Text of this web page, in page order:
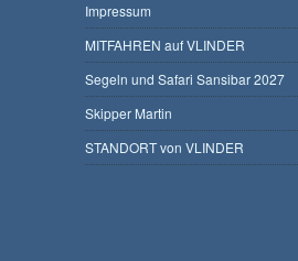
Impressum
MITFAHREN auf VLINDER
Segeln und Safari Sansibar 2027
Skipper Martin
STANDORT von VLINDER